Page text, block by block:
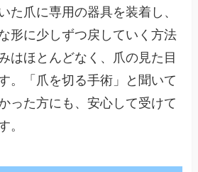
た爪に専用の器具を装着し、
形に少しずつ戻していく方法
はほとんどなく、爪の見た目
。「爪を切る手術」と聞いて
った方にも、安心して受けて